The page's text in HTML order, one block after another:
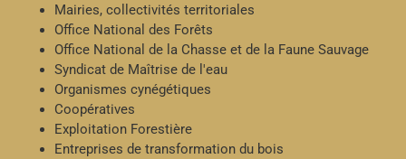
Mairies, collectivités territoriales
Office National des Forêts
Office National de la Chasse et de la Faune Sauvage
Syndicat de Maîtrise de l'eau
Organismes cynégétiques
Coopératives
Exploitation Forestière
Entreprises de transformation du bois